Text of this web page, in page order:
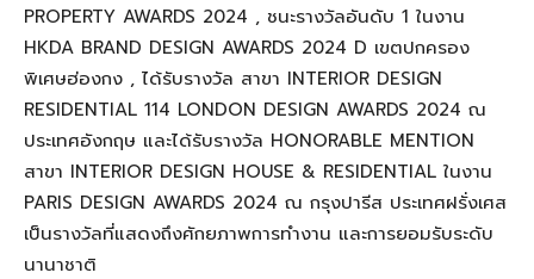
PROPERTY AWARDS 2024 , ชนะรางวัลอันดับ 1 ในงาน
HKDA BRAND DESIGN AWARDS 2024 D เขตปกครอง
พิเศษฮ่องกง , ได้รับรางวัล สาขา INTERIOR DESIGN
RESIDENTIAL 114 LONDON DESIGN AWARDS 2024 ณ
ประเทศอังกฤษ และได้รับรางวัล HONORABLE MENTION
สาขา INTERIOR DESIGN HOUSE & RESIDENTIAL ในงาน
PARIS DESIGN AWARDS 2024 ณ กรุงปารีส ประเทศฝรั่งเศส
เป็นรางวัลที่แสดงถึงศักยภาพการทำงาน และการยอมรับระดับ
นานาชาติ